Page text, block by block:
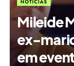
NÓTICIAS
Mileide
ex-
em